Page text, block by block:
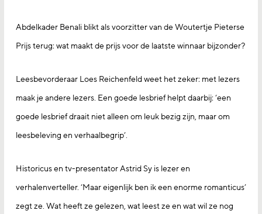
Abdelkader Benali blikt als voorzitter van de Woutertje Pieterse
Prijs terug: wat maakt de prijs voor de laatste winnaar bijzonder?
Leesbevorderaar Loes Reichenfeld weet het zeker: met lezers
maak je andere lezers. Een goede lesbrief helpt daarbij: ‘een
goede lesbrief draait niet alleen om leuk bezig zijn, maar om
leesbeleving en verhaalbegrip’.
Historicus en tv-presentator Astrid Sy is lezer en
verhalenverteller. ‘Maar eigenlijk ben ik een enorme romanticus’
zegt ze. Wat heeft ze gelezen, wat leest ze en wat wil ze nog